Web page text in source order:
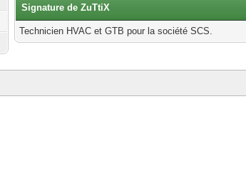
Signature de ZuTtiX
Technicien HVAC et GTB pour la société SCS.